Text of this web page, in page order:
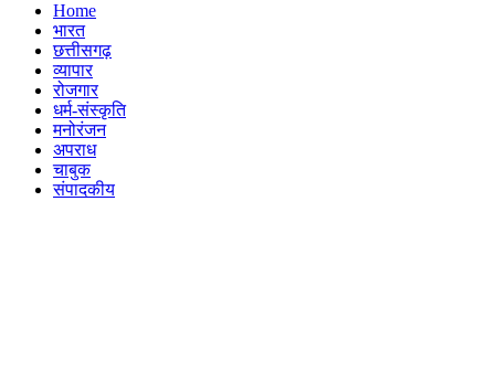
Home
भारत
छत्तीसगढ़
व्यापार
रोजगार
धर्म-संस्कृति
मनोरंजन
अपराध
चाबुक
संपादकीय